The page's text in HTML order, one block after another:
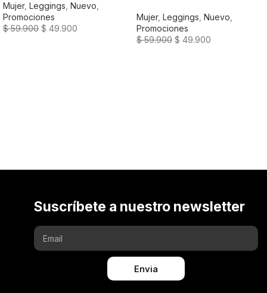
Mujer, Leggings Nuevo
Promociones
$59.900 $ 49.900
Mujer, Leggings Nuevo
Promociones
$59.900 $ 49.900
Suscríbete a nuestro newsletter
Envia